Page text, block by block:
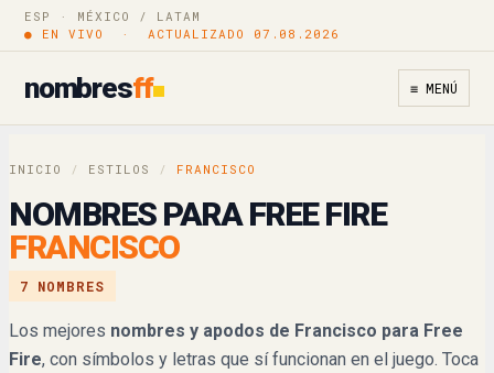
ESP · MÉXICO / LATAM
● EN VIVO · ACTUALIZADO 07.08.2026
nombresff ≡ MENÚ
INICIO / ESTILOS / FRANCISCO
NOMBRES PARA FREE FIRE
FRANCISCO
7 NOMBRES
Los mejores nombres y apodos de Francisco para Free
Fire, con símbolos y letras que sí funcionan en el juego. Toca
𝓕𝓻𝓪𝓷𝓬𝓲𝓼𝓬𝓸
𝐹𝓇𝒶𝓃𝒸𝒾𝓈𝒸𝑜
𝙁𝙧𝙖𝙣𝙘𝙞𝙨𝙘𝙤
𝘍𝘳𝘢𝘯𝘤𝘪𝘴𝘤𝘰
F尺卂几匚丨丂匚ㄖ Copiar